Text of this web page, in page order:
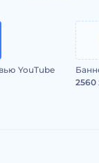
YouTube
2560